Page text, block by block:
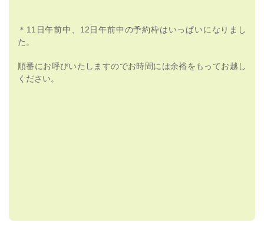
＊11日午前中、12日午前中の予約枠はいっぱいになりまし
た。
順番にお呼びいたしますのでお時間には余裕をもってお越し
ください。